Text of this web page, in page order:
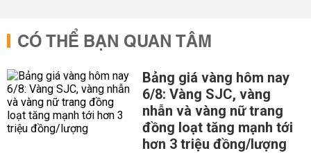
CÓ THỂ BẠN QUAN TÂM
Bảng giá vàng hôm nay
6/8: Vàng SJC, vàng
nhẫn và vàng nữ trang
đồng loạt tăng mạnh tới
hơn 3 triệu đồng/lượng